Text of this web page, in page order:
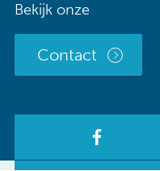
Bekijk onze
Contact